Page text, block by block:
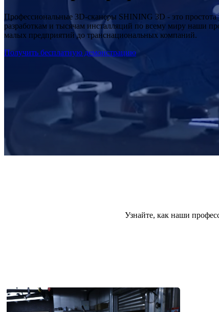
Профессиональные 3D-сканеры SHINING 3D - это
разработкам и тысячам инсталляций по всему миру наши
малых предприятий до транснациональных компаний.
Получить бесплатную демонстрацию
Узнайте, как наши